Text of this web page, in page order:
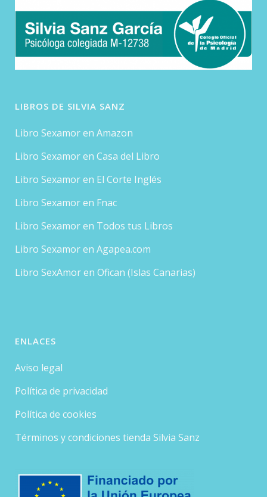
LIBROS DE SILVIA SANZ
Libro Sexamor en Amazon
Libro Sexamor en Casa del Libro
Libro Sexamor en El Corte Inglés
Libro Sexamor en Fnac
Libro Sexamor en Todos tus Libros
Libro Sexamor en Agapea.com
Libro SexAmor en Ofican (Islas Canarias)
ENLACES
Aviso legal
Política de privacidad
Política de cookies
Términos y condiciones tienda Silvia Sanz